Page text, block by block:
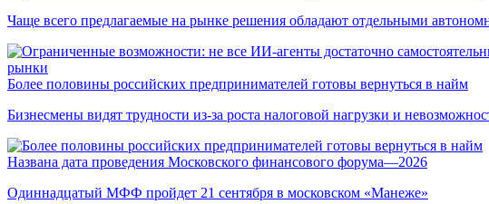
Чаще всего предлагаемые на рынке решения обладают отдельными
рынки
Более половины российских предпринимателей готовы вернуться в найм
Бизнесмены видят трудности из-за роста налоговой нагрузки и
Названа дата проведения Московского финансового форума—2026
Одиннадцатый МФФ пройдет 21 сентября в московском «Манеже»